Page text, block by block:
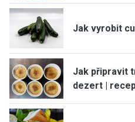
Jak vyrobit
Jak připravit
dezert |